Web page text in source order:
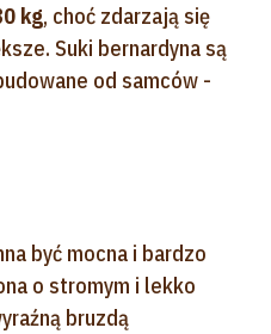
kg, choć zdarzają się
Suki bernardyna są
od samców -
być mocna i bardzo
o stromym i lekko
bruzdą